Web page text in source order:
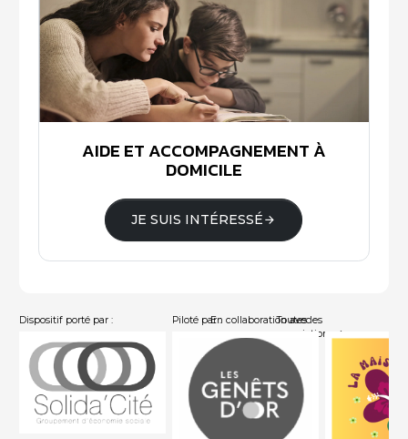
AIDE ET ACCOMPAGNEMENT À
DOMICILE
JE SUIS INTÉRESSÉ
Dispositif porté par : Piloté par :En collaboration avec :
Toutes les
associations